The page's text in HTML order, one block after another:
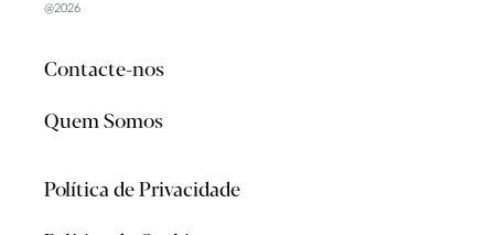
@2026
Contacte-nos
Quem Somos
Política de Privacidade